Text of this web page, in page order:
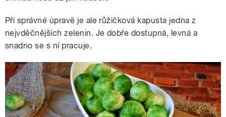
Při správné úpravě je ale růžičková kapusta jedna z
nejvděčnějších zelenin. Je dobře dostupná, levná a
snadno se s ní pracuje.